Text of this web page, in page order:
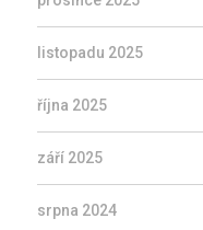
listopadu 2025
října 2025
září 2025
srpna 2024